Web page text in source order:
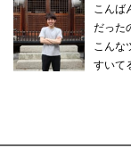
こんば
だった
こんな
すいて